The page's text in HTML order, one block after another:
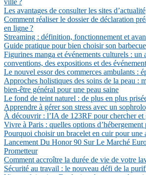
ville ?
Les avantages de consulter les sites d’actualité
Comment réaliser le dossier de déclaration
en ligne ?
Streaming : définition, fonctionnement et
Guide pratique pour bien choisir son barbecue
Figurines manga et événements culturels : un
conventions, des expositions et des
Le nouvel essor des commerces ambulants :
Approches holistiques des soins de la peau :
bien-être général pour une peau saine
Le fond de teint naturel : de plus en plus
Apprendre à gérer son stress avec un
À découvrir : l’IA de 123RF pour chercher et
Vivre à Paris : quelles options d’hébergement
Pourquoi choisir un bracelet en cuir pour une
Lancement Du Honor 90 Sur Le Marché
Prometteur
Comment accroître la durée de vie de votre
Sécurité au travail : le nouveau défi de la